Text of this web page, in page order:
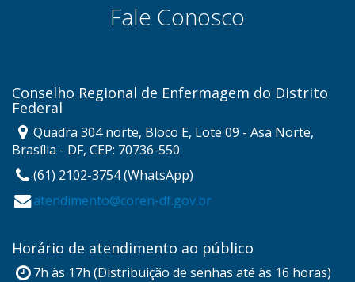
Fale Conosco
Conselho Regional de Enfermagem do Distrito
Federal
Quadra 304 norte, Bloco E, Lote 09 - Asa Norte,
Brasília - DF, CEP: 70736-550
(61) 2102-3754 (WhatsApp)
atendimento@coren-df.gov.br
Horário de atendimento ao público
7h às 17h (Distribuição de senhas até às 16 horas)